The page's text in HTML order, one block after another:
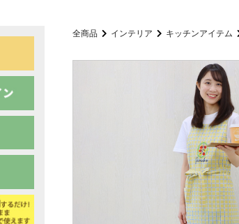
全商品 インテリア キッチンアイテム